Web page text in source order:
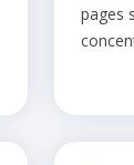
pages